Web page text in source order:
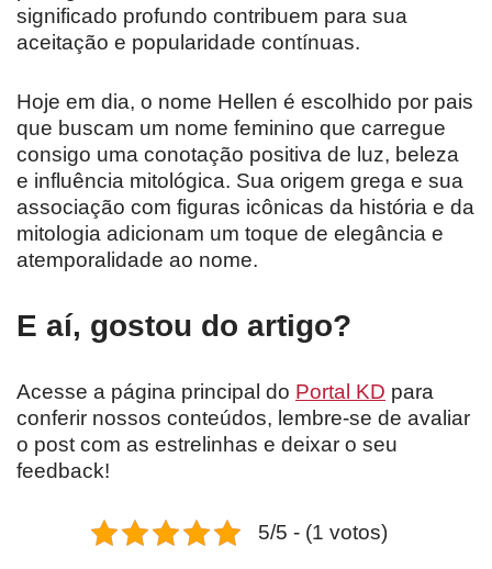
significado profundo contribuem para sua
aceitação e popularidade contínuas.
Hoje em dia, o nome Hellen é escolhido por pais
que buscam um nome feminino que carregue
consigo uma conotação positiva de luz, beleza
e influência mitológica. Sua origem grega e sua
associação com figuras icônicas da história e da
mitologia adicionam um toque de elegância e
atemporalidade ao nome.
E aí, gostou do artigo?
Acesse a página principal do Portal KD para
conferir nossos conteúdos, lembre-se de avaliar
o post com as estrelinhas e deixar o seu
feedback!
5/5 - (1 votos)